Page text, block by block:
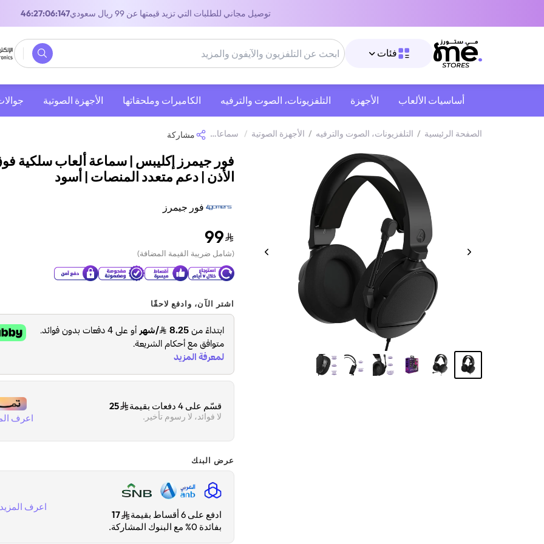
توصيل مجاني للطلبات التي تزيد قيمتها عن 99 ريال سعودي 44:27:06:147
فئات
أساسيات الألعاب الأجهزة التلفزيونات، الصوت والترفيه ‫الكاميرات وملحقاتها‬ الأجهزة الصوتية
الصفحة الرئيسية / التلفزيونات، الصوت والترفيه / الأجهزة الصوتية / سماعات رأس / فور جيمرز إكليبس | سماعة ألعاب سلكية فوقمشاركة
فور جيمرز إكليبس | سماعة ألعاب سلكية
الأذن | دعم متعدد المنصات | أسود
فور جيمرز
99
(شامل ضريبة القيمة المضافة)
اشتر الآن، وادفع لاحقًا
قسّم على 4 دفعات بقيمة 25
لا فوائد، لا رسوم تأخير. اعرف
عرض البنك
ادفع على 6 أقساط بقيمة
17
بفائدة 0% مع البنوك المشاركة.
اعرف